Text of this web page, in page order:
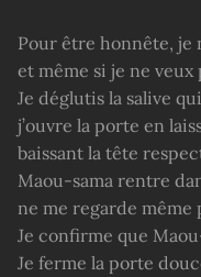
Pour être honnête, je
et même si je ne veux
Je déglutis la salive
j’ouvre la porte en
baissant la tête
Maou-sama rentre
ne me regarde même
Je confirme que
Je ferme la porte